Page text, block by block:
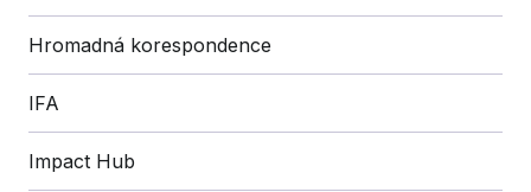
Hromadná korespondence
IFA
Impact Hub